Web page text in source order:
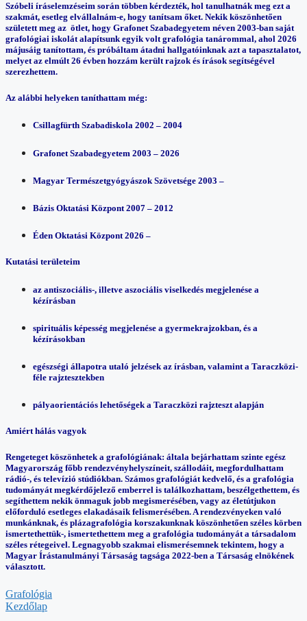
Szóbeli íráselemzéseim során többen kérdezték, hol tanulhatnák meg ezt a
szakmát, esetleg elvállalnám-e, hogy tanítsam őket. Nekik köszönhetően
született meg az ötlet, hogy Grafonet Szabadegyetem néven 2003-ban saját
grafológiai iskolát alapítsunk egyik volt grafológia tanárommal, ahol 2026
májusáig tanítottam, és próbáltam átadni hallgatóinknak azt a tapasztalatot,
melyet az elmúlt 26 évben hozzám került rajzok és írások segítségével
szerezhettem.
Az alábbi helyeken taníthattam még:
Csillagfürth Szabadiskola 2002 – 2004
Grafonet Szabadegyetem 2003 – 2026
Magyar Természetgyógyászok Szövetsége 2003 –
Bázis Oktatási Központ 2007 – 2012
Éden Oktatási Központ 2026 –
Kutatási területeim
az antiszociális-, illetve aszociális viselkedés megjelenése a
kézírásban
spirituális képesség megjelenése a gyermekrajzokban, és a
kézírásokban
egészségi állapotra utaló jelzések az írásban, valamint a Taraczközi-
féle rajztesztekben
pályaorientációs lehetőségek a Taraczközi rajzteszt alapján
Amiért hálás vagyok
Rengeteget köszönhetek a grafológiának: általa bejárhattam szinte egész
Magyarország főbb rendezvényhelyszíneit, szállodáit, megfordulhattam
rádió-, és televízió stúdiókban. Számos grafológiát kedvelő, és a grafológia
tudományát megkérdőjelező emberrel is találkozhattam, beszélgethettem, és
segíthettem nekik önmaguk jobb megismerésében, vagy az életútjukon
előforduló esetleges elakadásaik felismerésében. A rendezvényeken való
munkánknak, és plázagrafológia korszakunknak köszönhetően széles körben
ismertethettük-, ismertethettem meg a grafológia tudományát a társadalom
széles rétegeivel. Legnagyobb szakmai elismerésemnek tekintem, hogy a
Magyar Írástanulmányi Társaság tagsága 2022-ben a Társaság elnökének
választott.
Grafológia
Kezdőlap